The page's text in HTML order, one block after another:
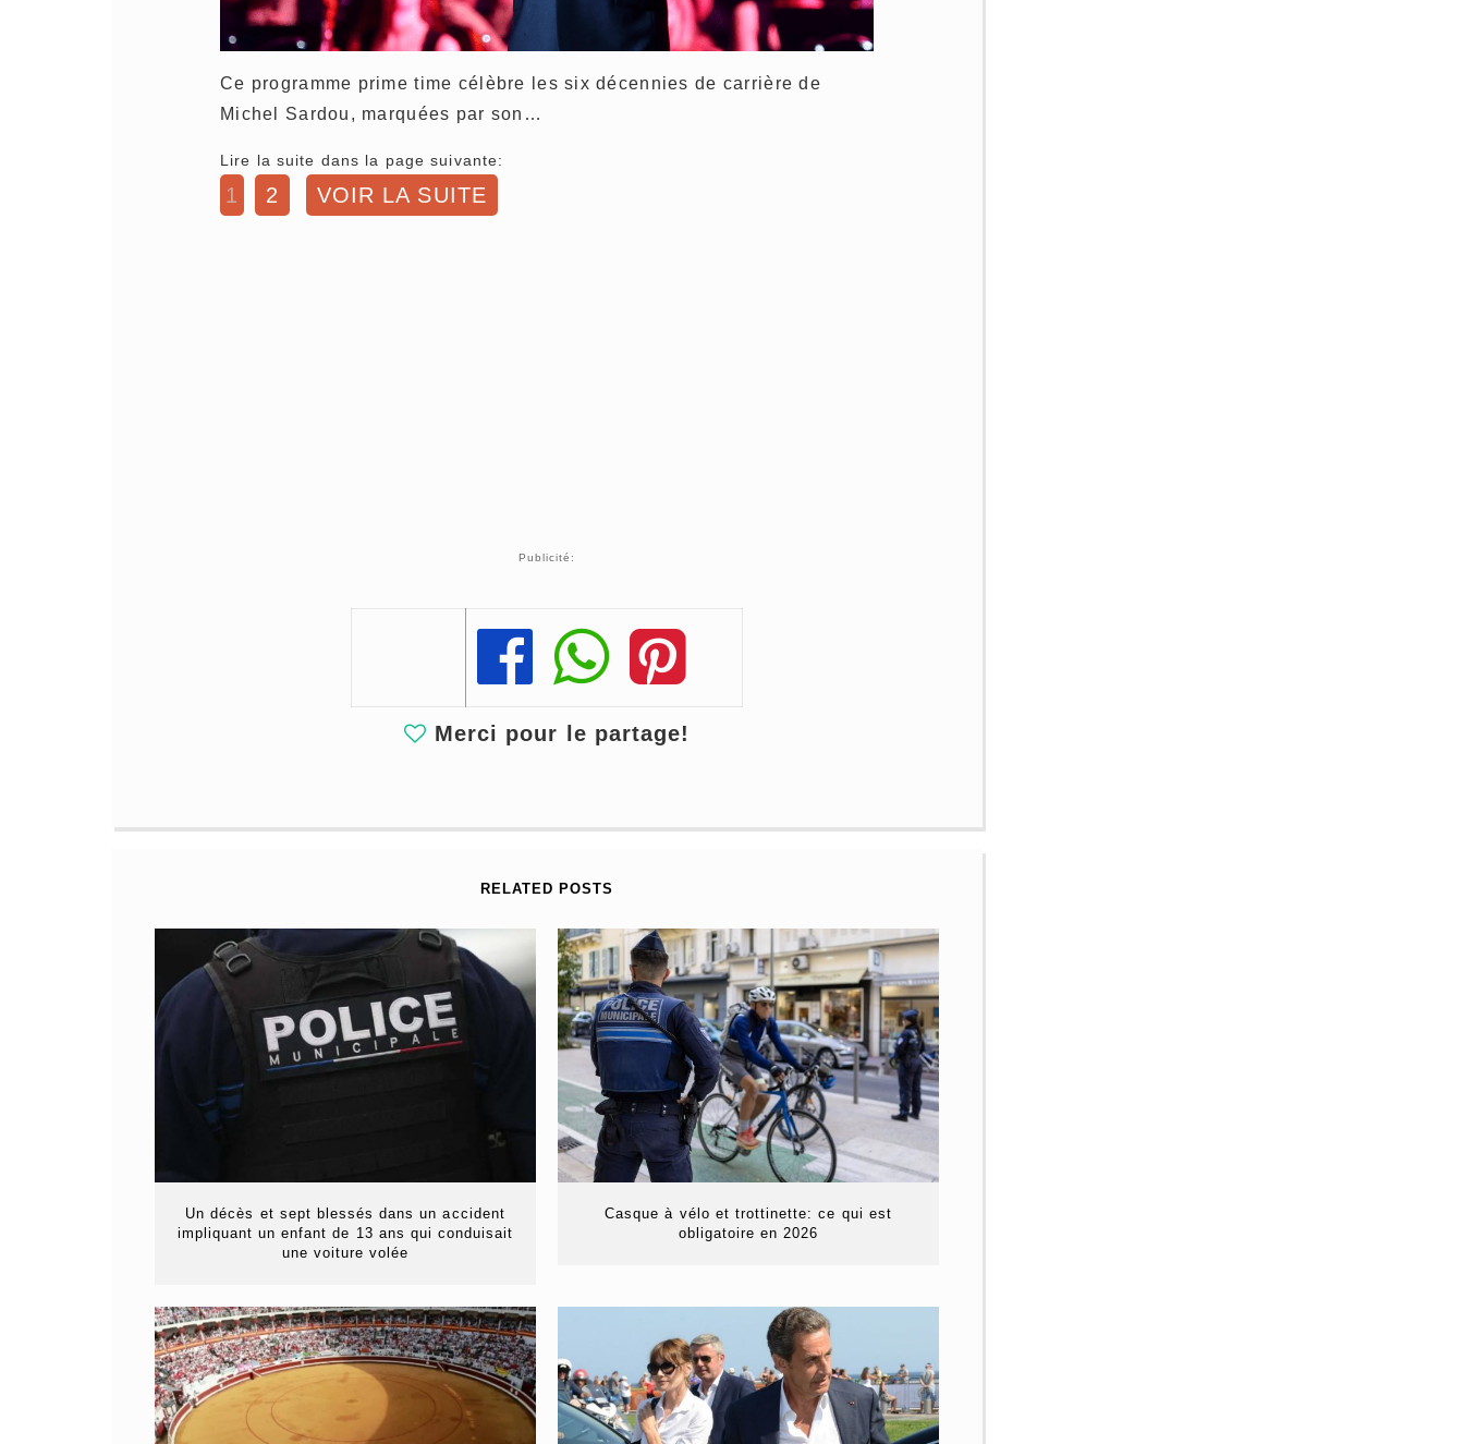
Ce programme prime time célèbre les six décennies de carrière de
Michel Sardou, marquées par son…
Lire la suite dans la page suivante:
1 2 VOIR LA SUITE
Publicité:
Share
Share
Share
Merci pour le partage!
RELATED POSTS
Un décès et sept blessés dans un accident
impliquant un enfant de 13 ans qui conduisait
une voiture volée
Casque à vélo et trottinette: ce qui est
obligatoire en 2026